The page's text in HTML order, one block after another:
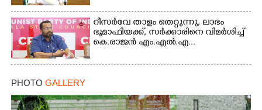
റീസർവേ താളം തെറ്റുന്നു, ലാഭം
ഭൂമാഫിയക്ക്, സർക്കാരിനെ വിമർശിച്ച്
കെ.രാജൻ എം.എൽ.എ...
PHOTO GALLERY